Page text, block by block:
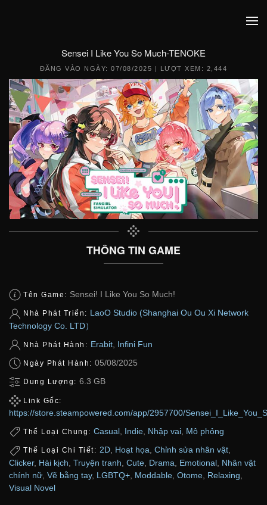
Sensei I Like You So Much-TENOKE
ĐĂNG VÀO NGÀY:07/08/2025 | LƯỢT XEM: 2,444
THÔNG TIN GAME
Tên Game: Sensei! I Like You So Much!
Nhà Phát Triển: LaoO Studio (Shanghai Ou Ou Xi Network
Technology Co. LTD）
Nhà Phát Hành: Erabit, Infini Fun
Ngày Phát Hành: 05/08/2025
Dung Lượng: 6.3 GB
Link Gốc:
https://store.steampowered.com/app/2957700/
Thể Loại Chung: Casual Indie Nhập vai Mô phỏng
Thể Loại Chi Tiết: 2D, Hoạt họa, Chỉnh sửa nhân vật,
Clicker, Hài kịch Truyện tranh Cute Drama Emotional Nhân vật
chính nữ Vẽ bằng tay, LGBTQ+ Moddable Otome Relaxing
Visual Novel